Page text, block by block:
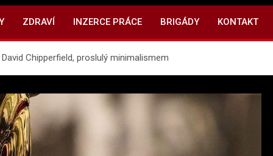
ZDRAVÍ INZERCE PRÁCE BRIGÁDY KONTAKT
Chipperfield, proslulý minimalismem